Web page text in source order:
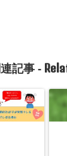
記事 -